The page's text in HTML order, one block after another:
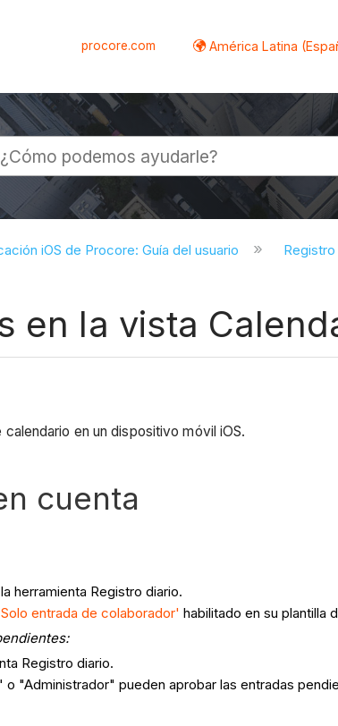
procore.com América Latina
iOS de Procore: Guía del usuario Registro
en la vista
en un dispositivo móvil iOS.
cuenta
herramienta Registro diario.
entrada de colaborador' habilitado en su plantilla
Registro diario.
"Administrador" pueden aprobar las entradas